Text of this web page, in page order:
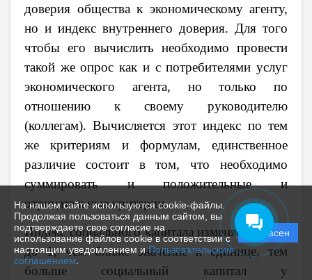
На нашем сайте используются cookie-файлы.
Продолжая пользоваться данным сайтом, вы
подтверждаете свое согласие на
использование файлов cookie в соответствии с
настоящим уведомлением иПользовательским
соглашением
Согласен
доверия общества к экономическому агенту,
но и индекс внутреннего доверия. Для того
чтобы его вычислить необходимо провести
такой же опрос как и с потребителями услуг
экономического агента, но только по
отношению к своему руководителю
(коллегам). Вычисляется этот индекс по тем
же критериям и формулам, единственное
различие состоит в том, что необходимо
суммировать и положительные и
отрицательные критерии.
Индекс социального капитала изменяется от 0
до 1, чем ближе значение к единице, тем
больше социальный капитал у